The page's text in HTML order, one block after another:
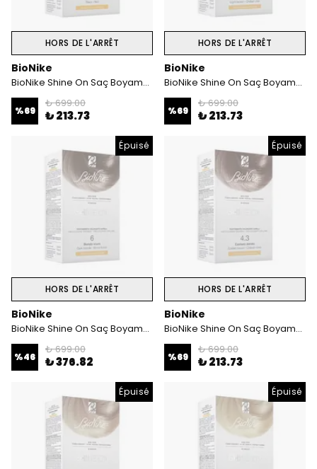
HORS DE L'ARRÊT
BioNike
BioNike Shine On Saç Boyama Kiti Siyah No:1
%69
₺ 699.00
₺ 213.73
HORS DE L'ARRÊT
BioNike
BioNike Shine On Saç Boyama Kiti Açık Kahverengi No:5
%69
₺ 699.00
₺ 213.73
Épuisé
HORS DE L'ARRÊT
BioNike
BioNike Shine On Saç Boyama Kiti Koyu Sarı No:6
%46
₺ 699.00
₺ 376.82
Épuisé
HORS DE L'ARRÊT
BioNike
BioNike Shine On Saç Boyama Kiti Altın Kahverengi No: 4.3
%69
₺ 699.00
₺ 213.73
Épuisé Épuisé